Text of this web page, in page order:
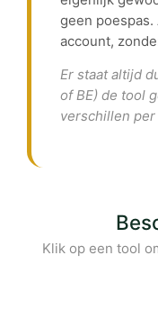
geen
account,
Er staat altijd
of BE) de tool
verschillen
Klik op een tool